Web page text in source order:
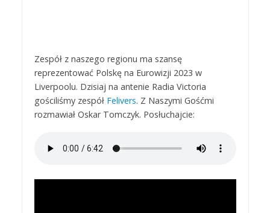
Zespół z naszego regionu ma szansę
reprezentować Polskę na Eurowizji 2023 w
Liverpoolu. Dzisiaj na antenie Radia Victoria
gościliśmy zespół Felivers. Z Naszymi Gośćmi
rozmawiał Oskar Tomczyk. Posłuchajcie: